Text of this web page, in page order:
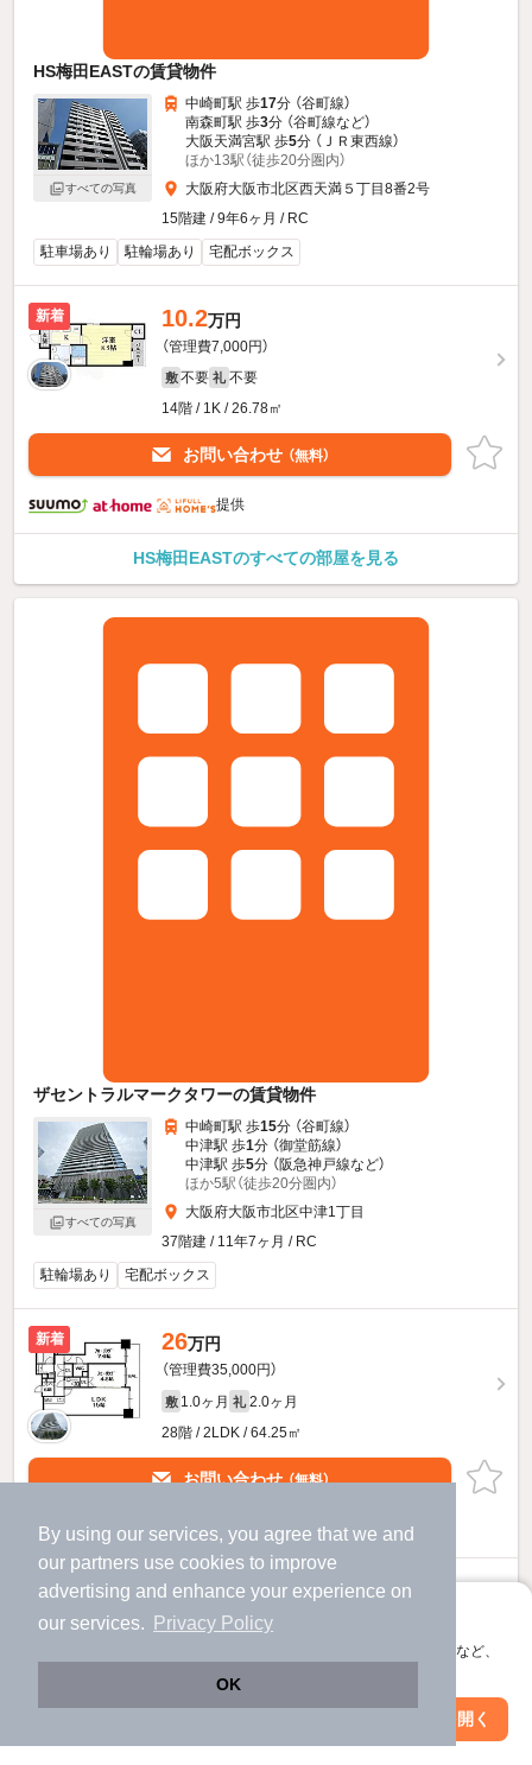
By using our services, you agree that we and
our partners use cookies to improve
advertising and enhance your experience on
our services.
Privacy Policy
OK
アプリに切り替えて、サクサクお部屋探し
会員登録なしですぐ使える。マップ検索やお気に入り保存など、
アプリを開く
HS梅田EASTの賃貸物件
すべての写真
中崎町駅 歩17分 （谷町線）
南森町駅 歩3分 （谷町線など）
大阪天満宮駅 歩5分 （ＪＲ東西線）
ほか13駅（徒歩20分圏内）
大阪府大阪市北区西天満５丁目8番2号
15階建 / 9年6ヶ月 / RC
駐車場あり
駐輪場あり 宅配ボックス
新着 10.2万円
（管理費7,000円）
敷 不要 礼 不要
14階 / 1K / 26.78㎡
お問い合わせ （無料）
提供
HS梅田EASTのすべての部屋を見る
ザセントラルマークタワーの賃貸物件
すべての写真
中崎町駅 歩15分 （谷町線）
中津駅 歩1分 （御堂筋線）
中津駅 歩5分 （阪急神戸線など）
ほか5駅（徒歩20分圏内）
大阪府大阪市北区中津1丁目
37階建 / 11年7ヶ月 / RC
駐輪場あり
宅配ボックス
新着 26万円
（管理費35,000円）
敷 1.0ヶ月 礼 2.0ヶ月
28階 / 2LDK / 64.25㎡
お問い合わせ（無料）
提供
ザセントラルマークタワーのすべての部屋を見る
絞り込み条件を変更